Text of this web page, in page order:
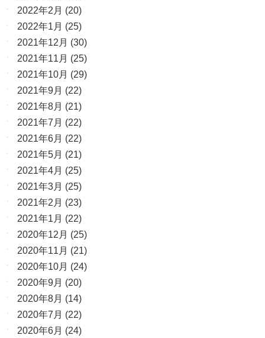
2022年2月 (20)
2022年1月 (25)
2021年12月 (30)
2021年11月 (25)
2021年10月 (29)
2021年9月 (22)
2021年8月 (21)
2021年7月 (22)
2021年6月 (22)
2021年5月 (21)
2021年4月 (25)
2021年3月 (25)
2021年2月 (23)
2021年1月 (22)
2020年12月 (25)
2020年11月 (21)
2020年10月 (24)
2020年9月 (20)
2020年8月 (14)
2020年7月 (22)
2020年6月 (24)